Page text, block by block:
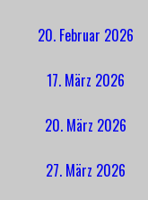
20. Februar 2026
17. März 2026
20. März 2026
27. März 2026